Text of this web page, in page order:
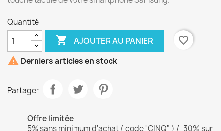
Quantité
 AJOUTER AU PANIER
favorite_border
 Derniers articles en stock
Partager
Offre limitée
5% sans minimum d'achat ( code "CINQ" ) / -30% sur